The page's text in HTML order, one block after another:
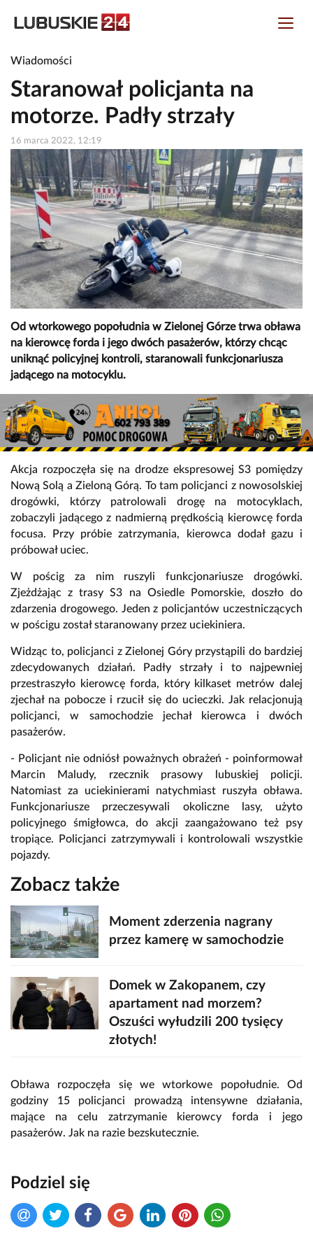
Wiadomości
Staranował policjanta na
motorze. Padły strzały
16 marca 2022, 12:19
Od wtorkowego popołudnia w Zielonej Górze trwa obława
na kierowcę forda i jego dwóch pasażerów, którzy chcąc
uniknąć policyjnej kontroli, staranowali funkcjonariusza
jadącego na motocyklu.
Akcja rozpoczęła się na drodze ekspresowej S3 pomiędzy
Nową Solą a Zieloną Górą. To tam policjanci z nowosolskiej
drogówki, którzy patrolowali drogę na motocyklach,
zobaczyli jadącego z nadmierną prędkością kierowcę forda
focusa. Przy próbie zatrzymania, kierowca dodał gazu i
próbował uciec.
W pościg za nim ruszyli funkcjonariusze drogówki.
Zjeżdżając z trasy S3 na Osiedle Pomorskie, doszło do
zdarzenia drogowego. Jeden z policjantów uczestniczących
w pościgu został staranowany przez uciekiniera.
Widząc to, policjanci z Zielonej Góry przystąpili do bardziej
zdecydowanych działań. Padły strzały i to najpewniej
przestraszyło kierowcę forda, który kilkaset metrów dalej
zjechał na pobocze i rzucił się do ucieczki. Jak relacjonują
policjanci, w samochodzie jechał kierowca i dwóch
pasażerów.
- Policjant nie odniósł poważnych obrażeń - poinformował
Marcin Maludy, rzecznik prasowy lubuskiej policji.
Natomiast za uciekinierami natychmiast ruszyła obława.
Funkcjonariusze przeczesywali okoliczne lasy, użyto
policyjnego śmigłowca, do akcji zaangażowano też psy
tropiące. Policjanci zatrzymywali i kontrolowali wszystkie
pojazdy.
Zobacz także
Moment zderzenia nagrany
przez kamerę w samochodzie
Domek w Zakopanem, czy
apartament nad morzem?
Oszuści wyłudzili 200 tysięcy
złotych!
Obława rozpoczęła się we wtorkowe popołudnie. Od
godziny 15 policjanci prowadzą intensywne działania,
mające na celu zatrzymanie kierowcy forda i jego
pasażerów. Jak na razie bezskutecznie.
Podziel się